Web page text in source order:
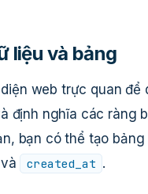
liệu và bảng
web trực quan để
định nghĩa các ràng
bạn có thể tạo bảng
created_at .